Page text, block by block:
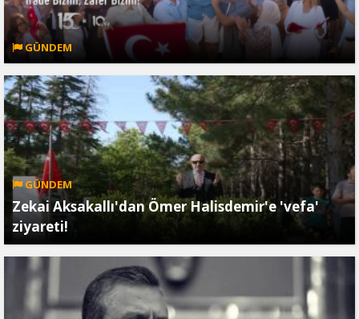
GÜNDEM
GÜNDEM
Zekai Aksakallı'dan Ömer Halisdemir'e 'vefa'
ziyareti!